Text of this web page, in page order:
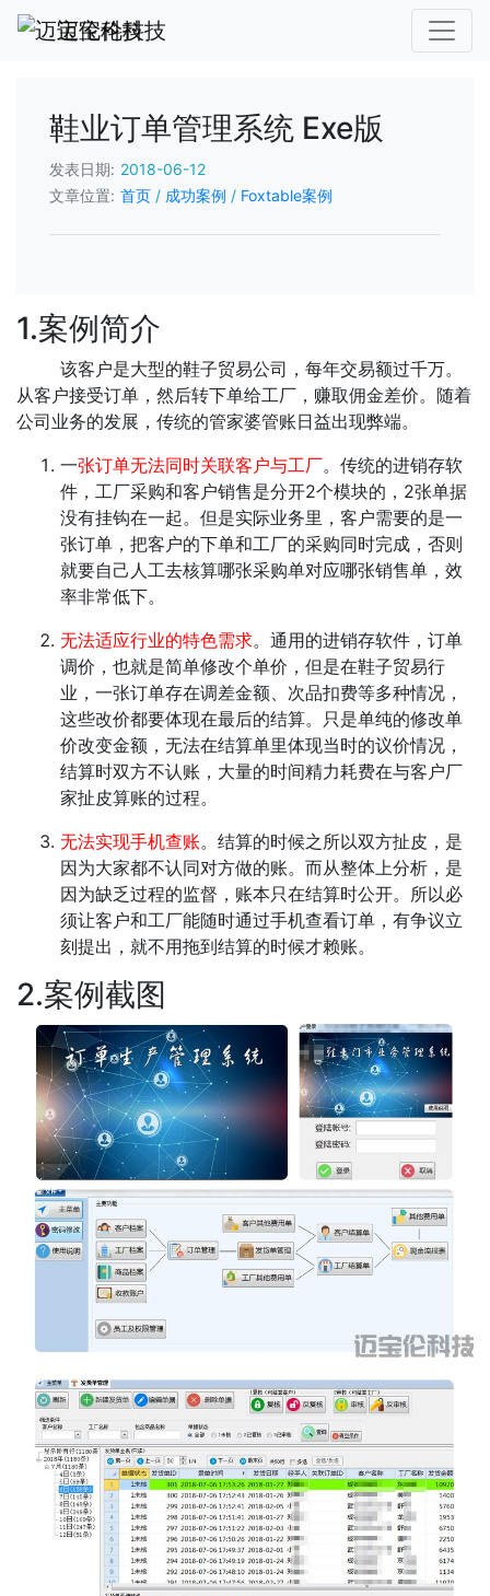
迈宝伦科技
鞋业订单管理系统 Exe版
发表日期: 2018-06-12
文章位置: 首页 / 成功案例 / Foxtable案例
1.案例简介
该客户是大型的鞋子贸易公司，每年交易额过千万。
从客户接受订单，然后转下单给工厂，赚取佣金差价。随着
公司业务的发展，传统的管家婆管账日益出现弊端。
一张订单无法同时关联客户与工厂。传统的进销存软
件，工厂采购和客户销售是分开2个模块的，2张单据
没有挂钩在一起。但是实际业务里，客户需要的是一
张订单，把客户的下单和工厂的采购同时完成，否则
就要自己人工去核算哪张采购单对应哪张销售单，效
率非常低下。
无法适应行业的特色需求。通用的进销存软件，订单
调价，也就是简单修改个单价，但是在鞋子贸易行
业，一张订单存在调差金额、次品扣费等多种情况，
这些改价都要体现在最后的结算。只是单纯的修改单
价改变金额，无法在结算单里体现当时的议价情况，
结算时双方不认账，大量的时间精力耗费在与客户厂
家扯皮算账的过程。
无法实现手机查账。结算的时候之所以双方扯皮，是
因为大家都不认同对方做的账。而从整体上分析，是
因为缺乏过程的监督，账本只在结算时公开。所以必
须让客户和工厂能随时通过手机查看订单，有争议立
刻提出，就不用拖到结算的时候才赖账。
2.案例截图